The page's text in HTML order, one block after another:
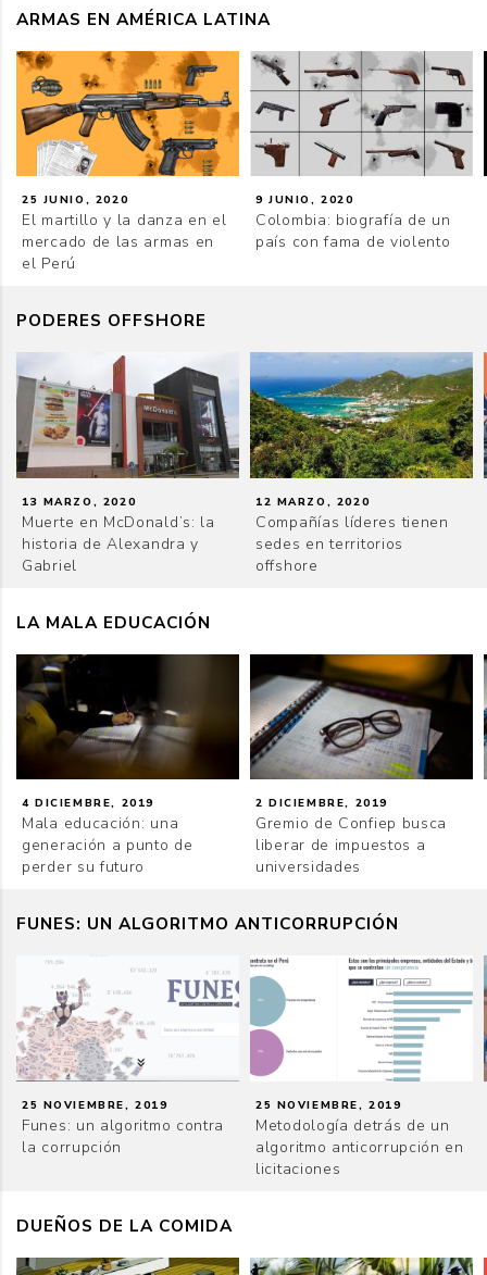
ARMAS EN AMÉRICA LATINA
25 JUNIO, 2020
El martillo y la danza en el
mercado de las armas en
el Perú
9 JUNIO, 2020
Colombia: biografía de un
país con fama de violento
PODERES OFFSHORE
13 MARZO, 2020
Muerte en McDonald’s: la
historia de Alexandra y
Gabriel
12 MARZO, 2020
Compañías líderes tienen
sedes en territorios
offshore
LA MALA EDUCACIÓN
4 DICIEMBRE, 2019
Mala educación: una
generación a punto de
perder su futuro
2 DICIEMBRE, 2019
Gremio de Confiep busca
liberar de impuestos a
universidades
FUNES: UN ALGORITMO ANTICORRUPCIÓN
25 NOVIEMBRE, 2019
Funes: un algoritmo contra
la corrupción
25 NOVIEMBRE, 2019
Metodología detrás de un
algoritmo anticorrupción en
licitaciones
DUEÑOS DE LA COMIDA